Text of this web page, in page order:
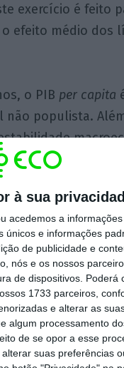
à sua
acedemos a
e informações
de publicidade e
nós e os nossos
de dispositivos. Poderá
1733 parceiros,
e alterar as
algum processamento
de se opor a esse
suas preferências
exercício é feito
efeito médio dos
o PIB per capita
populista.
do
O efeito negativo
instituições
Para ter uma
estudo sobre